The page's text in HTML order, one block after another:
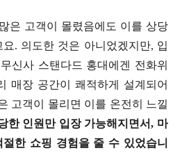
은 고객이 몰렸음에도 이를 상당
. 의도한 것은 아니었겠지만, 입
신사 스탠다드 홍대에겐 전화위
매장 공간이 쾌적하게 설계되어
고객이 몰리면 이를 온전히 느낄
한 인원만 입장 가능해지면서, 마
한 쇼핑 경험을 줄 수 있었습니